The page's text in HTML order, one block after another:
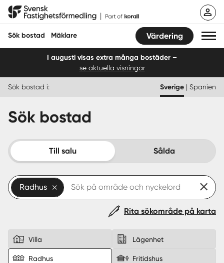
Hoppa
Svensk Fastighetsförmedling
Sök bostad Mäklare Värdering
Sälja
Köpa
Start
Sverige|Spanien
I augusti visas extra många bostäder –
se aktuella visningar
Sök bostad i: Sverige | Spanien
Sök bostad
Till salu Sålda
Radhus
Rita sökområde på karta
Villa Lägenhet
Radhus Fritidshus